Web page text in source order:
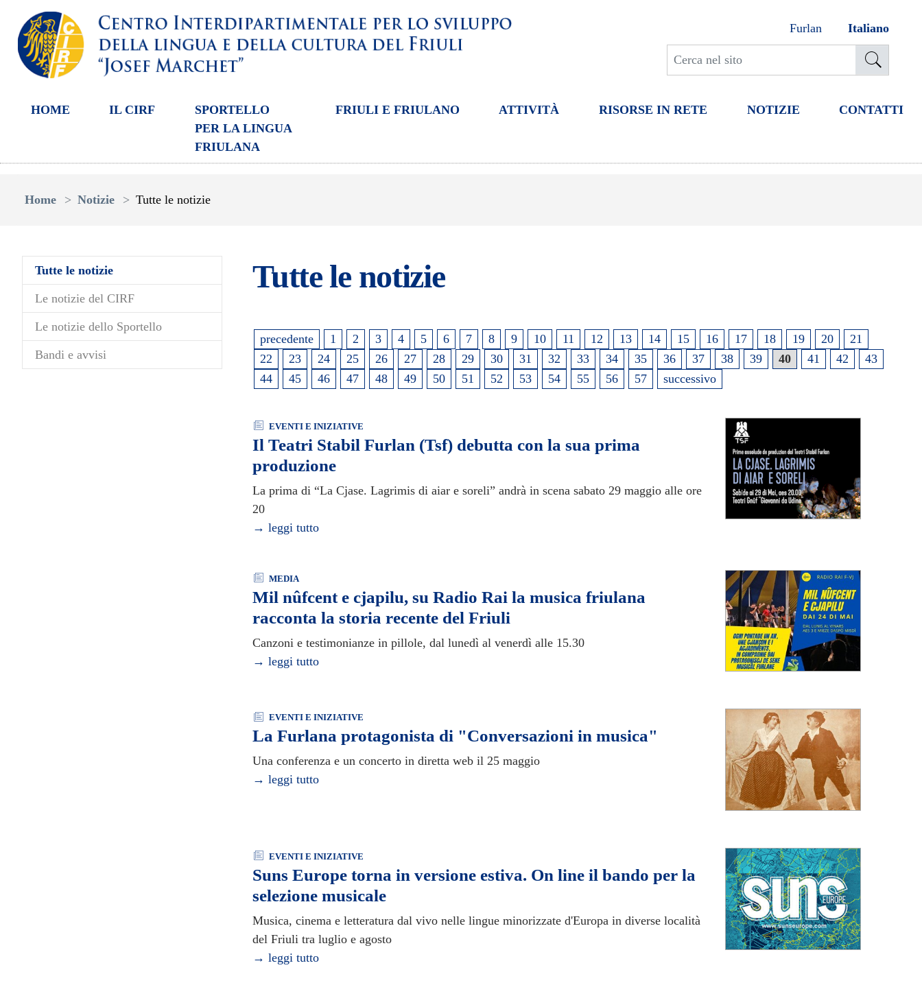
Furlan Italiano
HOME IL CIRF
SPORTELLO
PER LA LINGUA
FRIULANA
FRIULI E FRIULANO ATTIVITÀ RISORSE IN RETE NOTIZIE CONTATTI
Home
Notizie Tutte le notizie
Tutte le notizie(current)
Le notizie del CIRF
Le notizie dello Sportello
Bandi e avvisi
Tutte le notizie
precedente 1 2 3 4 5 6 7 8 9 10 11 12 13 14 15 16 17 18 19 20
21
22
23 24 25 26 27 28 29 30 31 32 33 34 35 36 37 38 39 40 41 42
43
44
45 46 47 48 49 50 51 52 53 54 55 56 57 successivo
EVENTI E INIZIATIVE
Il Teatri Stabil Furlan (Tsf) debutta con la sua prima
produzione
La prima di “La Cjase. Lagrimis di aiar e soreli” andrà in scena sabato 29 maggio alle ore
20
→ leggi tutto
MEDIA
Mil nûfcent e cjapilu, su Radio Rai la musica friulana
racconta la storia recente del Friuli
Canzoni e testimonianze in pillole, dal lunedì al venerdì alle 15.30
→ leggi tutto
EVENTI E INIZIATIVE
La Furlana protagonista di "Conversazioni in musica"
Una conferenza e un concerto in diretta web il 25 maggio
→ leggi tutto
EVENTI E INIZIATIVE
Suns Europe torna in versione estiva. On line il bando per la
selezione musicale
Musica, cinema e letteratura dal vivo nelle lingue minorizzate d'Europa in diverse località
del Friuli tra luglio e agosto
→ leggi tutto